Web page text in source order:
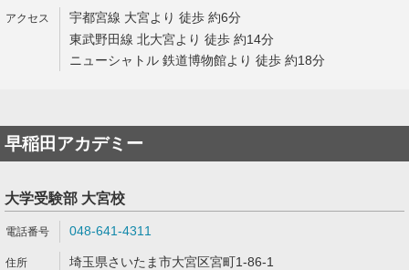
宇都宮線 大宮より 徒歩 約6分
東武野田線 北大宮より 徒歩 約14分
ニューシャトル 鉄道博物館より 徒歩 約18分
早稲田アカデミー
大学受験部 大宮校
048-641-4311
埼玉県さいたま市大宮区宮町1-86-1